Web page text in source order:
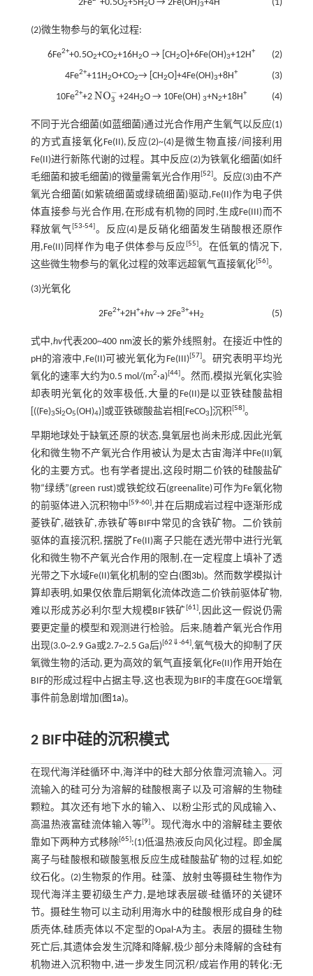
(1)
2Fe +0.5O2+5H2O → 2Fe(OH)3+4H
(2)微生物参与的氧化过程:
(2)
6Fe2++0.5O2+CO2+16H2O → [CH2O]+6Fe(OH)3+12H+
(3)
4Fe2++11H2O+CO2→ [CH2O]+4Fe(OH)3+8H+
(4)
10Fe2++2NO−
3
NO3- +24H2O → 10Fe(OH) 3+N2+18H+
不同于光合细菌(如蓝细菌)通过光合作用产生氧气以反应(1)
的方式直接氧化Fe(II),反应(2)~(4)是微生物直接/间接利用
Fe(II)进行新陈代谢的过程。其中反应(2)为铁氧化细菌(如纤
毛细菌和披毛细菌)的微量需氧光合作用 [52]。反应(3)由不产
氧光合细菌(如紫硫细菌或绿硫细菌)驱动,Fe(II)作为电子供
体直接参与光合作用,在形成有机物的同时,生成Fe(III)而不
释放氧气[53-54]。反应(4)是反硝化细菌发生硝酸根还原作
用,Fe(II)同样作为电子供体参与反应[55]。在低氧的情况下,
这些微生物参与的氧化过程的效率远超氧气直接氧化[56]。
(3)光氧化
(5)
2Fe2++2H++hv→ 2Fe3++H2
式中,hv代表200~400 nm波长的紫外线照射。在接近中性的
pH的溶液中,Fe(II)可被光氧化为Fe(III)[57]。研究表明平均光
氧化的速率大约为0.5 mol/(m2·a)[44]。然而,模拟光氧化实验
却表明光氧化的效率极低,大量的Fe(II)是以亚铁硅酸盐相
[((Fe)3Si2O5(OH)4)]或亚铁碳酸盐岩相[FeCO3 ]沉积[58]。
早期地球处于缺氧还原的状态,臭氧层也尚未形成,因此光氧
化和微生物不产氧光合作用被认为是太古宙海洋中Fe(II)氧
化的主要方式。也有学者提出,这段时期二价铁的硅酸盐矿
物“绿绣”(green rust)或铁蛇纹石(greenalite)可作为Fe氧化物
的前驱体进入沉积物中[59-60],并在后期成岩过程中逐渐形成
菱铁矿,磁铁矿,赤铁矿等BIF中常见的含铁矿物。二价铁前
驱体的直接沉积,摆脱了Fe(II)离子只能在透光带中进行光氧
化和微生物不产氧光合作用的限制,在一定程度上填补了透
光带之下水域Fe(II)氧化机制的空白(图3b)。然而数学模拟计
算却表明,如果仅依靠后期氧化流体改造二价铁前驱体矿物,
难以形成苏必利尔型大规模BIF铁矿[61],因此这一假说仍需
要更定量的模型和观测进行检验。后来,随着产氧光合作用
出现(3.0~2.9 Ga或2.7~2.5 Ga后)[62 ⇓-64],氧气极大的抑制了厌
氧微生物的活动,更为高效的氧气直接氧化Fe(II)作用开始在
BIF的形成过程中占据主导,这也表现为BIF的丰度在GOE增氧
事件前急剧增加(图1a)。
2 BIF中硅的沉积模式
在现代海洋硅循环中,海洋中的硅大部分依靠河流输入。河
流输入的硅可分为溶解的硅酸根离子以及可溶解的生物硅
颗粒。其次还有地下水的输入、以粉尘形式的风成输入、
高温热液富硅流体输入等[9]。现代海水中的溶解硅主要依
靠如下两种方式移除[65]:(1)低温热液反向风化过程。即金属
离子与硅酸根和碳酸氢根反应生成硅酸盐矿物的过程,如蛇
纹石化。(2)生物泵的作用。硅藻、放射虫等摄硅生物作为
现代海洋主要初级生产力,是地球表层碳-硅循环的关键环
节。摄硅生物可以主动利用海水中的硅酸根形成自身的硅
质壳体,硅质壳体以不定型的Opal-A为主。表层的摄硅生物
死亡后,其遗体会发生沉降和降解,极少部分未降解的含硅有
机物进入沉积物中,进一步发生同沉积/成岩作用的转化:无